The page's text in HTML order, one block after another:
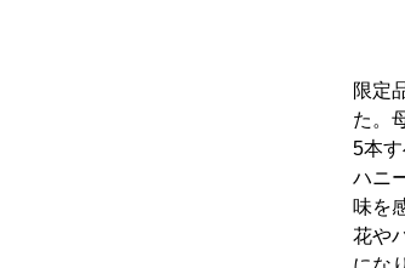
限定
た。
5本
ハニ
味を
花や